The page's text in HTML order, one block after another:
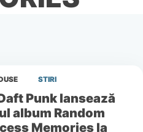
STIRI
Punk lansează
album Random
Memories la